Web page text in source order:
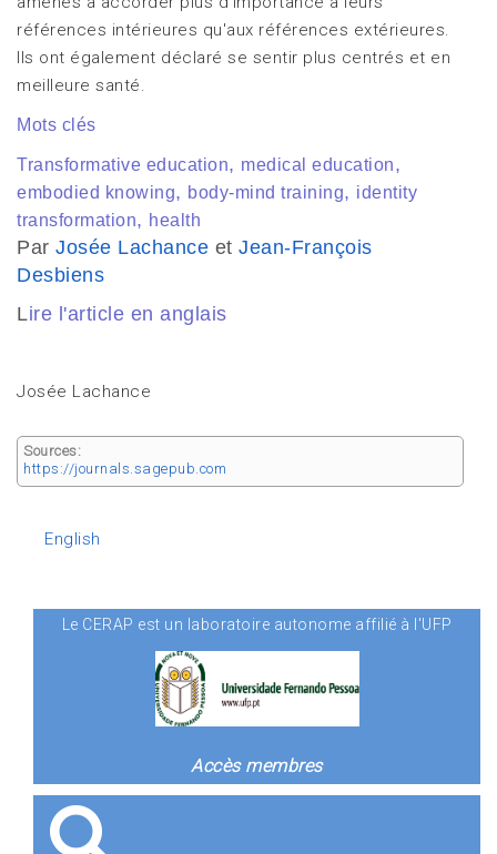
références intérieures qu'aux références extérieures.
Ils ont également déclaré se sentir plus centrés et en
meilleure santé.
Mots clés
Transformative education, medical education,
embodied knowing, body-mind training, identity
transformation, health
Par Josée Lachance et Jean-François
Desbiens
Lire l'article en anglais
Josée Lachance
Sources:
https://journals.sagepub.com
English
Le CERAP est un laboratoire autonome affilié à l'UFP
Accès membres